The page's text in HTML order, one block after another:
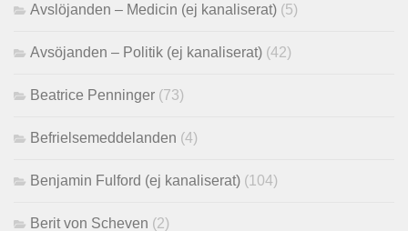
Avslöjanden – Medicin (ej kanaliserat) (5)
Avsöjanden – Politik (ej kanaliserat) (42)
Beatrice Penninger (73)
Befrielsemeddelanden (4)
Benjamin Fulford (ej kanaliserat) (104)
Berit von Scheven (2)